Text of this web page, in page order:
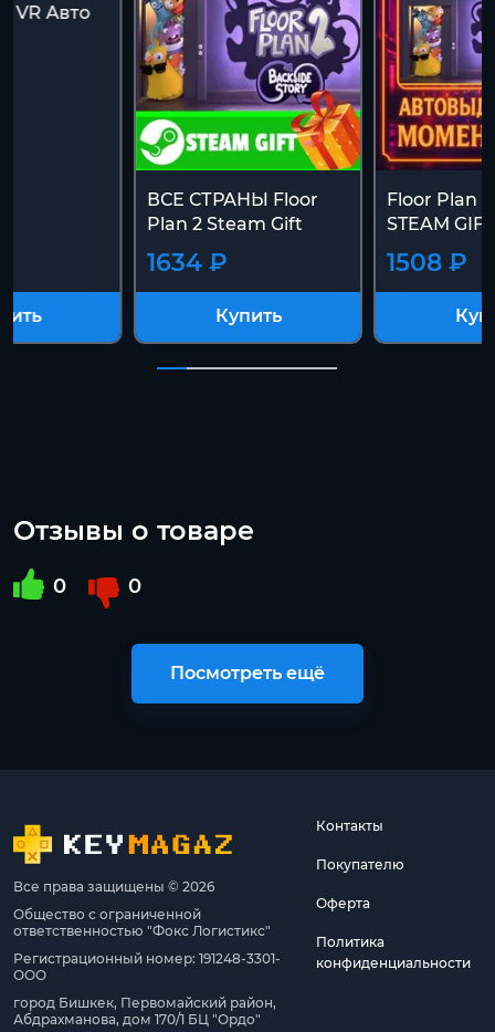
VR Авто
ВСЕ СТРАНЫ Floor
Plan 2 Steam Gift
1634 ₽
Купить
Floor Plan 2
STEAM
1508 ₽
Отзывы о товаре
0 0
Посмотреть ещё
Все права защищены © 2026
Общество с ограниченной
ответственностью "Фокс Логистикс"
Регистрационный номер: 191248-3301-
ООО
город Бишкек, Первомайский район,
Абдрахманова, дом 170/1 БЦ "Ордо"
Контакты
Покупателю
Оферта
Политика
конфиденциальности